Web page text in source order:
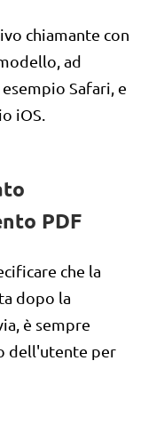
chiamante con
ad
Safari, e
iOS.
PDF
che la
dopo la
è sempre
dell'utente per